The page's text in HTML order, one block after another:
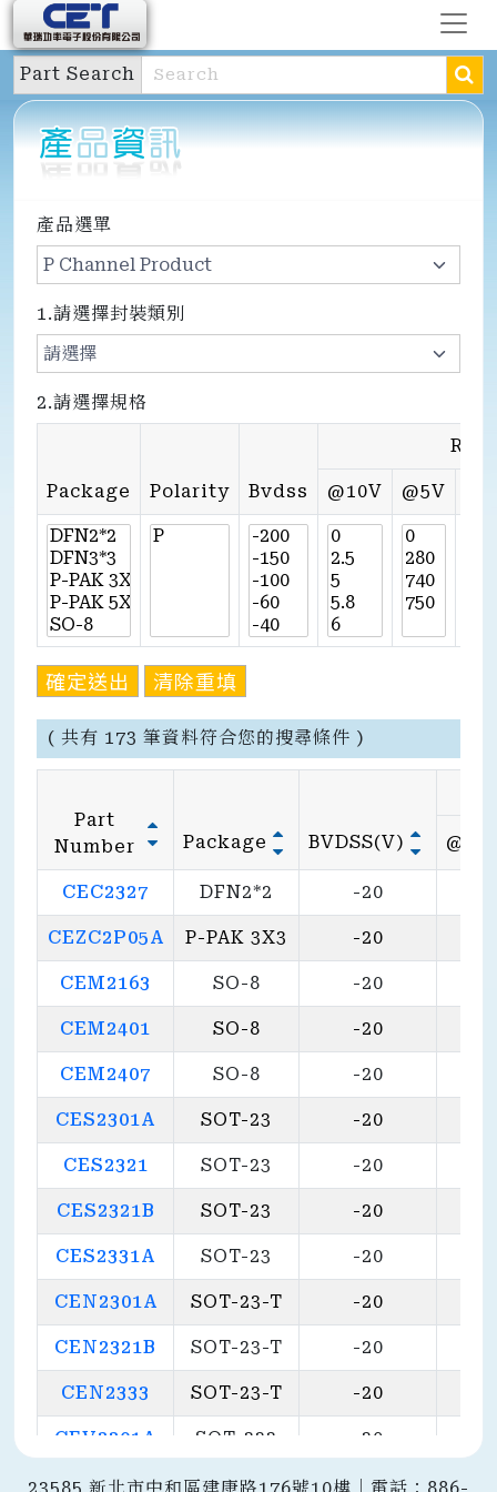
Part Search
產品選單
1.請選擇封裝類別
2.請選擇規格
Package Polarity Bvdss @10V @5V
確定送出 清除重填
( 共有 173 筆資料符合您的搜尋條件 )
Part
Number
Package BVDSS(V)
CEC2327 DFN2*2 -20
CEZC2P05A P-PAK 3X3 -20
CEM2163 SO-8 -20
CEM2401 SO-8 -20
CEM2407 SO-8 -20
CES2301A SOT-23 -20
CES2321 SOT-23 -20
CES2321B SOT-23 -20
CES2331A SOT-23 -20
CEN2301A SOT-23-T -20
CEN2321B SOT-23-T -20
CEN2333 SOT-23-T -20
CEV2301A SOT-323 -20
CEH2321 TSOP-6 -20